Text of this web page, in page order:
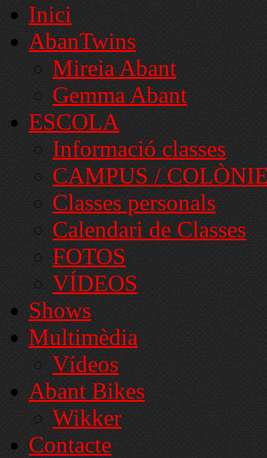
Inici
AbanTwins
Mireia Abant
Gemma Abant
ESCOLA
Informació classes
CAMPUS /
Classes personals
Calendari de Classes
FOTOS
VÍDEOS
Shows
Multimèdia
Vídeos
Abant Bikes
Wikker
Contacte